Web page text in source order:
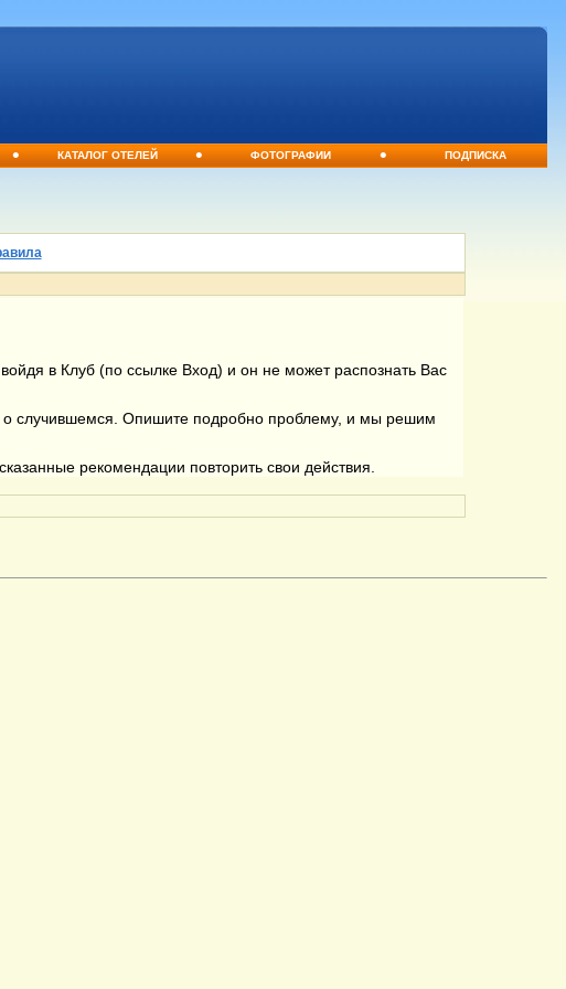
• КАТАЛОГ ОТЕЛЕЙ • ФОТОГРАФИИ • ПОДПИСКА
в Клуб (по ссылке Вход) и он не может распознать Вас
о случившемся. Опишите подробно проблему, и мы решим
рекомендации повторить свои действия.